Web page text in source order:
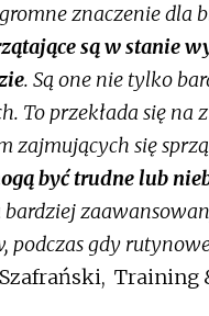
znaczenie dla
są w stanie
. Są one nie tylko
To przekłada się
zajmujących się
być trudne lub
bardziej
podczas gdy
Training